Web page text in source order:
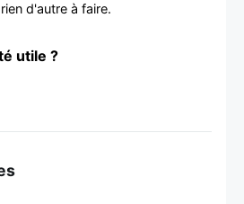
d'autre à faire.
utile ?